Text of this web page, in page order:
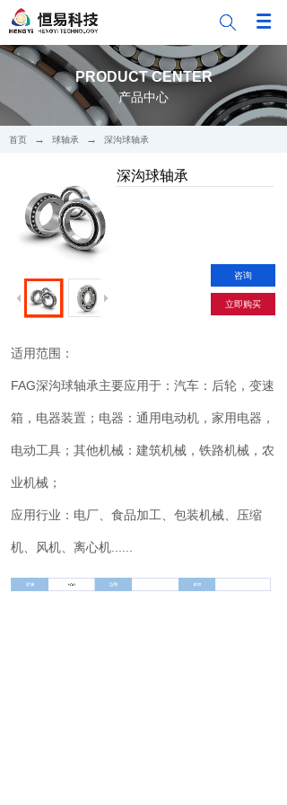
PRODUCT CENTER
产品中心
首页 → 球轴承 → 深沟球轴承
深沟球轴承
适用范围：
FAG深沟球轴承主要应用于：汽车：后轮，变速
箱，电器装置；电器：通用电动机，家用电器，
电动工具；其他机械：建筑机械，铁路机械，农
业机械；
应用行业：电厂、食品加工、包装机械、压缩
机、风机、离心机......
咨询
立即购买